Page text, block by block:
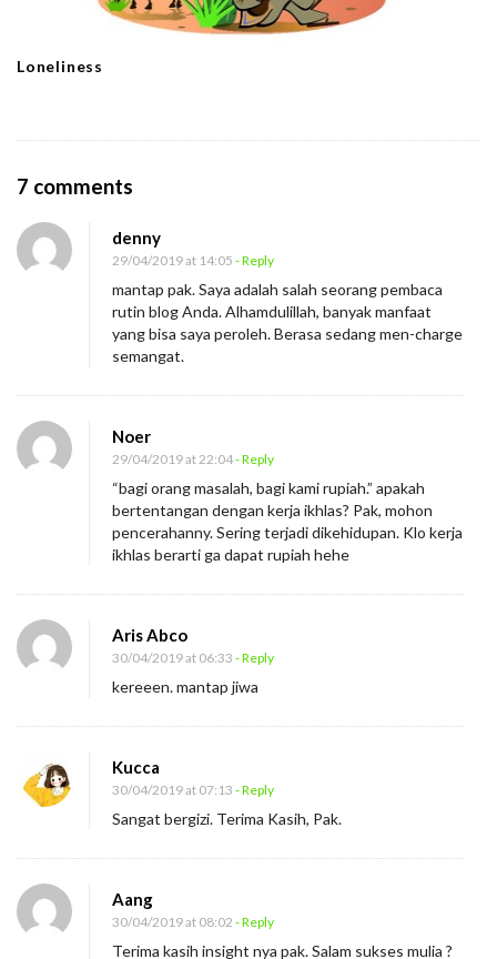
Loneliness
7 comments
M
n
g
a
p
O
r
a
n
a
y
a
S
m
a
n
K
denny
29/04/2019 at 14:05 - Reply
mantap pak. Saya adalah salah seorang pembaca
rutin blog Anda. Alhamdulillah, banyak manfaat
yang bisa saya peroleh. Berasa sedang men-charge
semangat.
Noer
29/04/2019 at 22:04- Reply
“bagi orang masalah, bagi kami rupiah.” apakah
bertentangan dengan kerja ikhlas? Pak, mohon
pencerahanny. Sering terjadi dikehidupan. Klo kerja
ikhlas berarti ga dapat rupiah hehe
Aris Abco
30/04/2019 at 06:33 - Reply
kereeen. mantap jiwa
Kucca
30/04/2019 at 07:13 - Reply
Sangat bergizi. Terima Kasih, Pak.
Aang
30/04/2019 at 08:02 - Reply
Terima kasih insight nya pak. Salam sukses mulia ?